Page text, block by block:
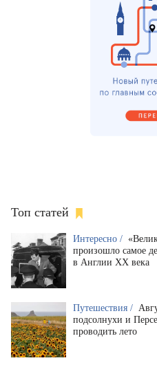
Топ статей
Интересно /
произошло самое
в Англии XX века
Путешествия /
подсолнухи и
проводить лето